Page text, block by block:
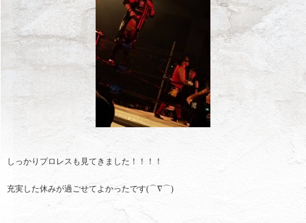
しっかりプロレスも見てきました！！！！
充実した休みが過ごせてよかったです(⌒∇⌒)